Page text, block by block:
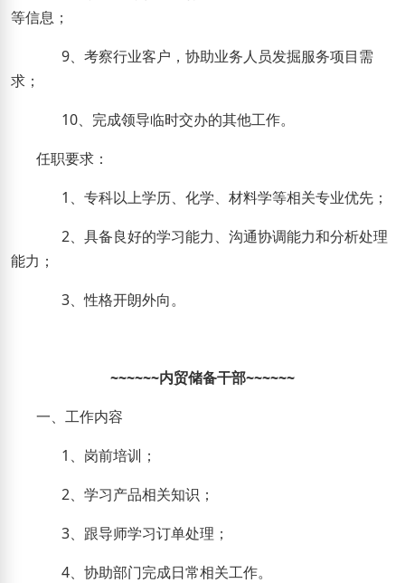
等信息；
9、考察行业客户，协助业务人员发掘服务项目需
求；
10、完成领导临时交办的其他工作。
任职要求：
1 、专科以上学历、化学、材料学等相关专业优先；
2、具备良好的学习能力、沟通协调能力和分析处理
能力；
3、性格开朗外向。
~~~~~~内贸储备干部~~~~~~
一、工作内容
1 、岗前培训；
2、学习产品相关知识；
3、跟导师学习订单处理；
4、协助部门完成日常相关工作。